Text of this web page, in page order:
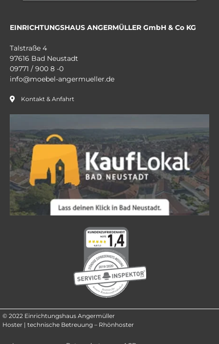
EINRICHTUNGSHAUS ANGERMÜLLER GmbH & Co KG
Talstraße 4
97616 Bad Neustadt
09771 / 900 8 -0
info@moebel-angermueller.de
Kontakt & Anfahrt
© 2022 Einrichtungshaus Angermüller
Hoster | technische Betreuung – Rhönhoster